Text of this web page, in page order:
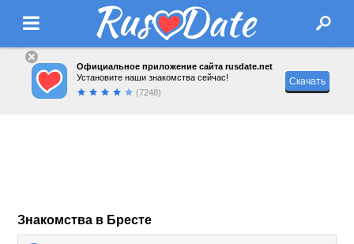
Официальное приложение сайта rusdate.net
Установите наши знакомства сейчас!
(7248)
Скачать
Знакомства в Бресте